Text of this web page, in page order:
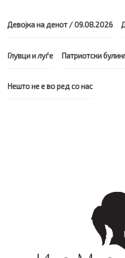
Девојка на денот / 09.08.2026
Глувци и луѓе Патриотски
Нешто не е во ред со нас